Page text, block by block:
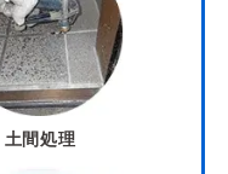
土間処理